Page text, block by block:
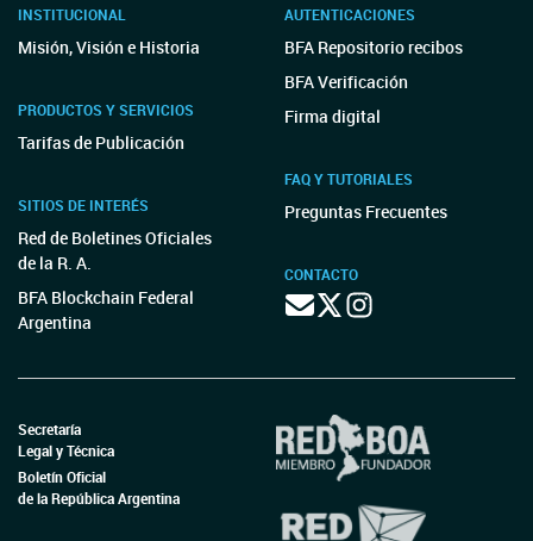
INSTITUCIONAL
Misión, Visión e Historia
PRODUCTOS Y SERVICIOS
Tarifas de Publicación
SITIOS DE INTERÉS
Red de Boletines Oficiales
de la R. A.
BFA Blockchain Federal
Argentina
AUTENTICACIONES
BFA Repositorio recibos
BFA Verificación
Firma digital
FAQ Y TUTORIALES
Preguntas Frecuentes
CONTACTO
Secretaría
Legal y Técnica
Boletín Oficial
de la República Argentina